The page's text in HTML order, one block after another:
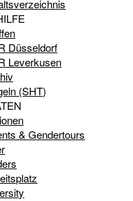
Düsseldorf
Leverkusen
(SHT)
& Gendertours